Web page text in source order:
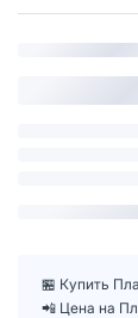
🏪 Купить
📲 Цена на